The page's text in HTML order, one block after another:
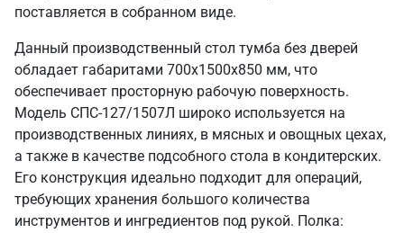
поставляется в собранном виде.
Данный производственный стол тумба без дверей
обладает габаритами 700х1500х850 мм, что
обеспечивает просторную рабочую поверхность.
Модель СПС-127/1507Л широко используется на
производственных линиях, в мясных и овощных цехах,
а также в качестве подсобного стола в кондитерских.
Его конструкция идеально подходит для операций,
требующих хранения большого количества
инструментов и ингредиентов под рукой. Полка: